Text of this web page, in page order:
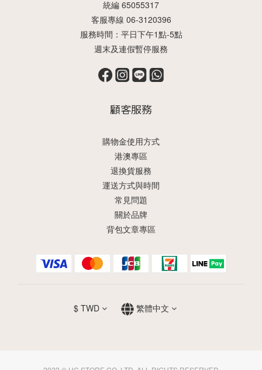
統編 65055317
客服專線 06-3120396
服務時間：平日下午1點-5點
週末及連假暫停服務
顧客服務
購物金使用方式
港澳專區
退換貨服務
運送方式與時間
常見問題
關於品牌
背包文章專區
$ TWD 繁體中文